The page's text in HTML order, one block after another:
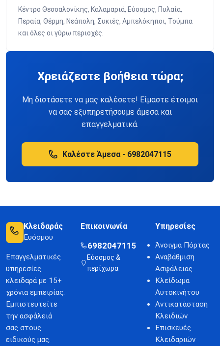
Κέντρο Θεσσαλονίκης, Καλαμαριά, Εύοσμος, Πυλαία,
Περαία, Θέρμη, Νεάπολη, Συκιές, Αμπελόκηποι, Τούμπα
και όλες οι γύρω περιοχές.
Χρειάζεστε βοήθεια τώρα;
Μη διστάσετε να μας καλέσετε! Είμαστε έτοιμοι
να σας εξυπηρετήσουμε άμεσα και
επαγγελματικά.
Καλέστε Άμεσα - 6982047115
Κλειδαράς
Ευόσμου
Επαγγελματικές
υπηρεσίες
κλειδαρά με 15+
χρόνια εμπειρίας.
Εμπιστευτείτε
την ασφάλειά
σας στους
ειδικούς μας.
Επικοινωνία
6982047115
Εύοσμος &
περίχωρα
Υπηρεσίες
Άνοιγμα Πόρτας
Αναβάθμιση
Ασφάλειας
Κλείδωμα
Αυτοκινήτου
Αντικατάσταση
Κλειδιών
Επισκευές
Κλειδαριών